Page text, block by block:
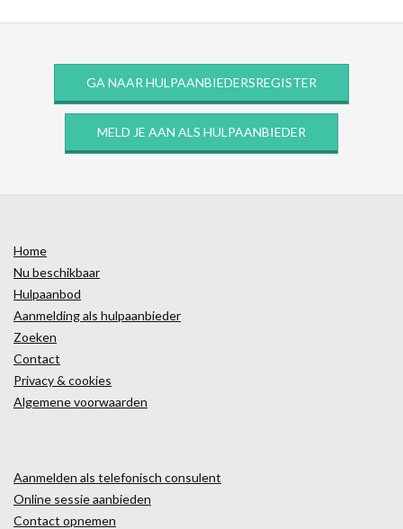
GA NAAR HULPAANBIEDERSREGISTER
MELD JE AAN ALS HULPAANBIEDER
Home
Nu beschikbaar
Hulpaanbod
Aanmelding als hulpaanbieder
Zoeken
Contact
Privacy & cookies
Algemene voorwaarden
Aanmelden als telefonisch consulent
Online sessie aanbieden
Contact opnemen